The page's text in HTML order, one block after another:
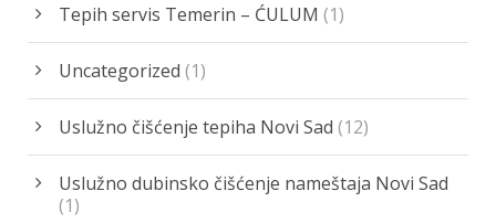
Tepih servis Temerin – ĆULUM (1)
Uncategorized (1)
Uslužno čišćenje tepiha Novi Sad (12)
Uslužno dubinsko čišćenje nameštaja Novi Sad
(1)